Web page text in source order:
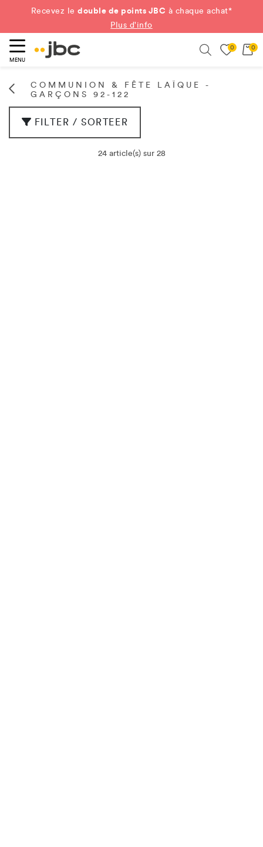
Recevez ledouble de points JBC à chaque achat*
Plus d'info
MENU
0 0
COMMUNION & FÊTE LAÏQUE -
GARÇONS 92-122
FILTER / SORTEER
24 article(s) sur 28